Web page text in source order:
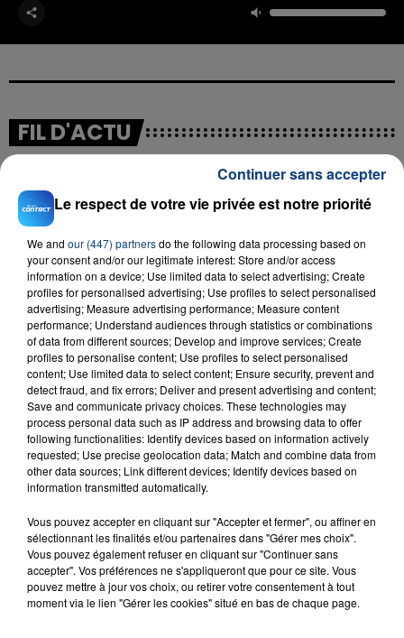
FIL D'ACTU
23 juillet 2026
INCENDIE MORTEL À LENS : UNE FEMME ET
SON BÉBÉ ENTRE LA VIE ET LA...
Un homme s'est immolé par le feu après avoir
aspergé sa compagne et leur bébé de trois mois
d'un liquide inflammable.
20 juillet 2026
UNE ADOLESCENTE DEVANT SE FAIRE
OPÉRER DE LA CHEVILLE RESSORT DE LA...
La famille a porté plainte contre la clinique qui a
Le respect de votre vie privée est notre priorité
We and our (447) partnersdo the following data processing based on
your consent and/or our legitimate interest: Store and/or access
information on a device; Use limited data to select advertising; Create
profiles for personalised advertising; Use profiles to select personalised
advertising; Measure advertising performance; Measure content
performance; Understand audiences through statistics or combinations
of data from different sources; Develop and improve services; Create
profiles to personalise content; Use profiles to select personalised
content; Use limited data to select content; Ensure security, prevent and
detect fraud, and fix errors; Deliver and present advertising and content;
Save and communicate privacy choices. These technologies may
process personal data such as IP address and browsing data to offer
following functionalities: Identify devices based on information actively
requested; Use precise geolocation data; Match and combine data from
other data sources; Link different devices; Identify devices based on
information transmitted automatically.
Vous pouvez accepter en cliquant sur "Accepter et fermer", ou affiner en
sélectionnant les finalités et/ou partenaires dans "Gérer mes choix".
Vous pouvez également refuser en cliquant sur "Continuer sans
accepter". Vos préférences ne s'appliqueront que pour ce site. Vous
pouvez mettre à jour vos choix, ou retirer votre consentement à tout
moment via le lien "Gérer les cookies" situé en bas de chaque page.
Continuer sans accepter